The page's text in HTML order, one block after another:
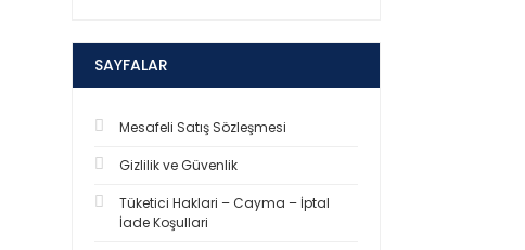
SAYFALAR
Mesafeli Satış Sözleşmesi
Gizlilik ve Güvenlik
Tüketici Haklari – Cayma – İptal
İade Koşullari